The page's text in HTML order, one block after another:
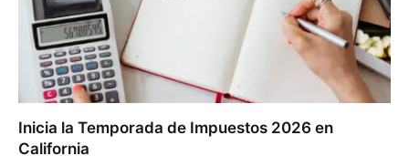
Inicia la Temporada de Impuestos 2026 en
California